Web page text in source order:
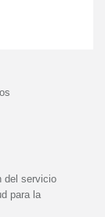
del servicio
para la